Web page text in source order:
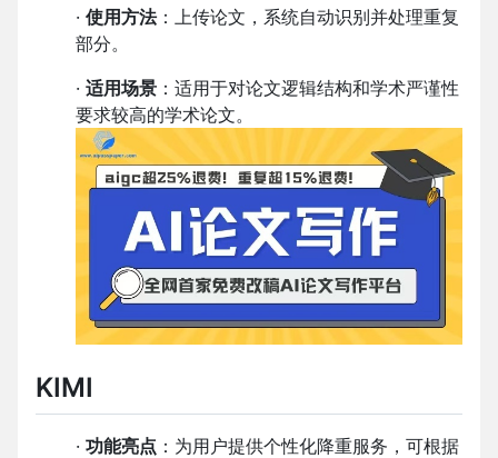
· 使用方法：上传论文，系统自动识别并处理重复
部分。
· 适用场景 ：适用于对论文逻辑结构和学术严谨性
要求较高的学术论文。
KIMI
· 功能亮点 ：为用户提供个性化降重服务，可根据